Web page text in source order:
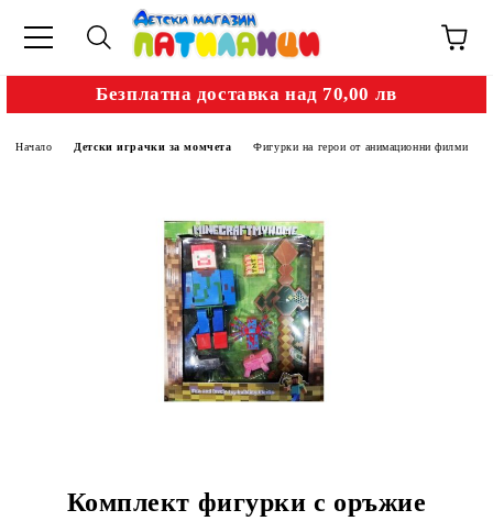
Безплатна доставка над 70,00 лв
Начало Детски играчки за момчета Фигурки на герои от анимационни филми
Комплект фигурки с оръжие